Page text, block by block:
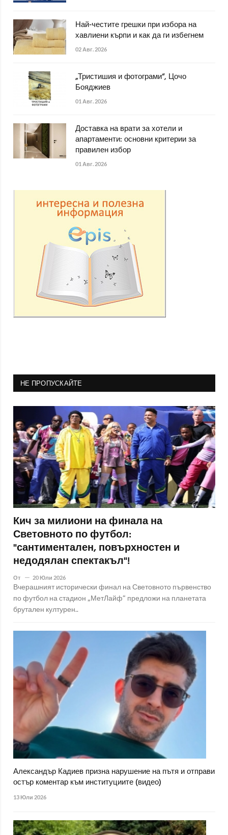
Най-честите грешки при избора на
хавлиени кърпи и как да ги избегнем
02 Авг. 2026
„Тристишия и фотограми“, Цочо
Бояджиев
01 Авг. 2026
Доставка на врати за хотели и
апартаменти: основни критерии за
правилен избор
01 Авг. 2026
НЕ ПРОПУСКАЙТЕ
Кич за милиони на финала на
Световното по футбол:
"сантиментален, повърхностен и
недодялан спектакъл"!
От 20 Юли 2026
Вчерашният исторически финал на Световното първенство
по футбол на стадион „МетЛайф“ предложи на планетата
брутален културен..
Александър Кадиев призна нарушение на пътя и отправи
остър коментар към институциите (видео)
13 Юли 2026